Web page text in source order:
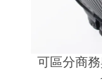
可區分商